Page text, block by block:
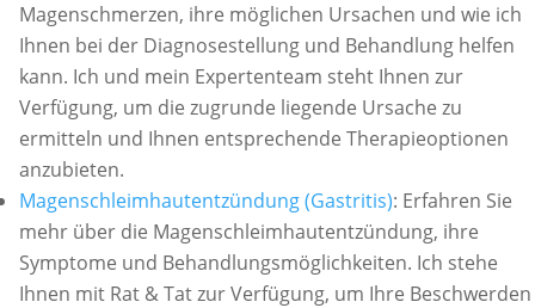
Magenschmerzen, ihre möglichen Ursachen und wie ich
Ihnen bei der Diagnosestellung und Behandlung helfen
kann. Ich und mein Expertenteam steht Ihnen zur
Verfügung, um die zugrunde liegende Ursache zu
ermitteln und Ihnen entsprechende Therapieoptionen
anzubieten.
Magenschleimhautentzündung (Gastritis): Erfahren Sie
mehr über die Magenschleimhautentzündung, ihre
Symptome und Behandlungsmöglichkeiten. Ich stehe
Ihnen mit Rat & Tat zur Verfügung, um Ihre Beschwerden